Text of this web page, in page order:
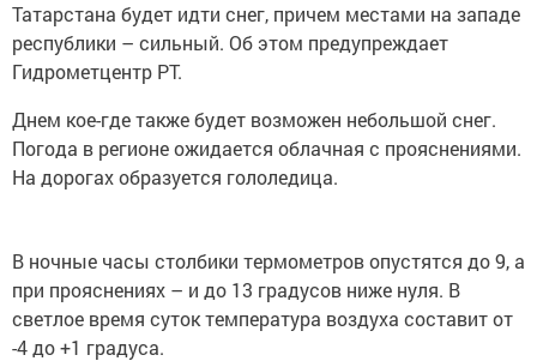
Татарстана будет идти снег, причем местами на западе
республики – сильный. Об этом предупреждает
Гидрометцентр РТ.
Днем кое-где также будет возможен небольшой снег.
Погода в регионе ожидается облачная с прояснениями.
На дорогах образуется гололедица.
В ночные часы столбики термометров опустятся до 9, а
при прояснениях – и до 13 градусов ниже нуля. В
светлое время суток температура воздуха составит от
-4 до +1 градуса.